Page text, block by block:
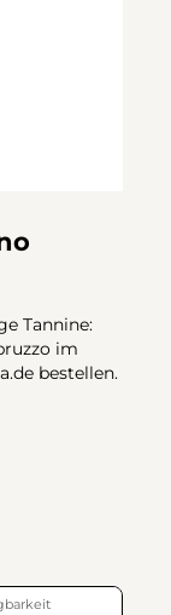
Tannine:
im
bestellen.